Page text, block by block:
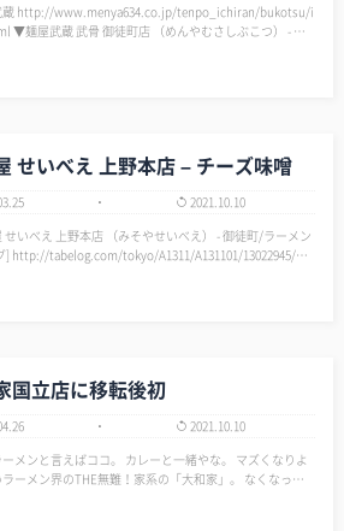
http://www.menya634.co.jp/tenpo_ichiran/bukotsu/i
） - 御
せいべえ 上野本店 – チーズ味噌
2021.10.10
いべえ 上野本店 （みそやせいべえ） - 御徒町/ラーメン
] http://tabelog.com/tokyo/A1311/A131101/13022945/…
国立店に移転後初
2021.10.10
メンと言えばココ。 カレーと一緒やな。 マズくなりよ
ーメン界のTHE無難！家系の「大和家」。 なくなった